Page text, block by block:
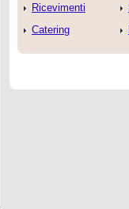
Ricevimenti
Catering